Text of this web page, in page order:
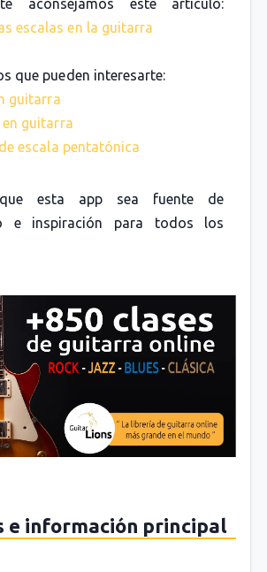
aconsejamos este artículo:
escalas en la guitarra
que pueden interesarte:
guitarra
guitarra
escala pentatónica
que esta app sea fuente de
e inspiración para todos los
e información principal